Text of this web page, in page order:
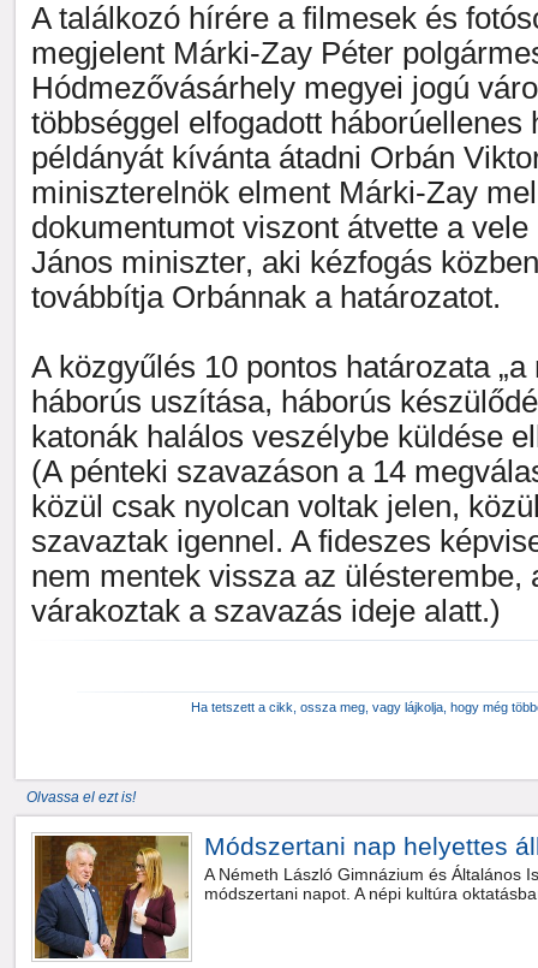
A találkozó hírére a filmesek és
megjelent Márki-Zay Péter
Hódmezővásárhely megyei jogú
többséggel elfogadott háborúellenes
példányát kívánta átadni Orbán
miniszterelnök elment Márki-Zay
dokumentumot viszont átvette a
János miniszter, aki kézfogás
továbbítja Orbánnak a határozatot.
A közgyűlés 10 pontos határozata
háborús uszítása, háborús
katonák halálos veszélybe küldése
(A pénteki szavazáson a 14
közül csak nyolcan voltak jelen,
szavaztak igennel. A fideszes
nem mentek vissza az ülésterembe,
várakoztak a szavazás ideje alatt.)
Ha tetszett a cikk, ossza meg, vagy lájkolja, hogy még
Olvassa el ezt is!
Módszertani nap helyettes
A Németh László Gimnázium és Általános
módszertani napot. A népi kultúra